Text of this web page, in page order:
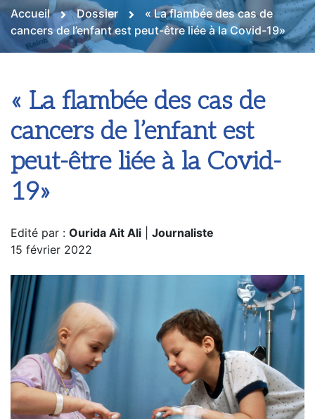
Accueil Dossier
« La flambée des cas de
cancers de l’enfant est peut-être liée à la Covid-19»
« La flambée des cas de
cancers de l’enfant est
peut-être liée à la Covid-
19»
Edité par : Ourida Ait Ali
Journaliste
15 février 2022